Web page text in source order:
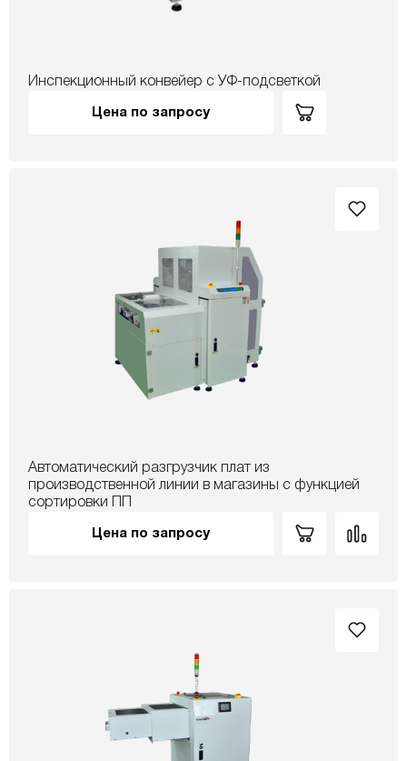
Инспекционный конвейер с УФ-подсветкой
Цена по запросу
Автоматический разгрузчик плат из
производственной линии в магазины с функцией
сортировки ПП
Цена по запросу